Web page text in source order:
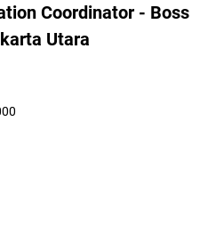
Coordinator - Boss
Utara